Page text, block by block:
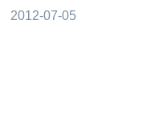
2012-07-05